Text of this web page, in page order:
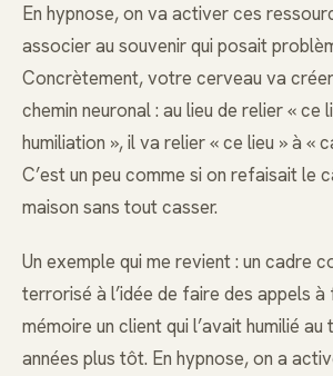
En hypnose, on va activer ces
associer au souvenir qui posait
Concrètement, votre cerveau va
chemin neuronal : au lieu de relier « ce
humiliation », il va relier « ce lieu » à «
C’est un peu comme si on refaisait le
maison sans tout casser.
Un exemple qui me revient : un cadre
terrorisé à l’idée de faire des appels à
mémoire un client qui l’avait humilié au
années plus tôt. En hypnose, on a